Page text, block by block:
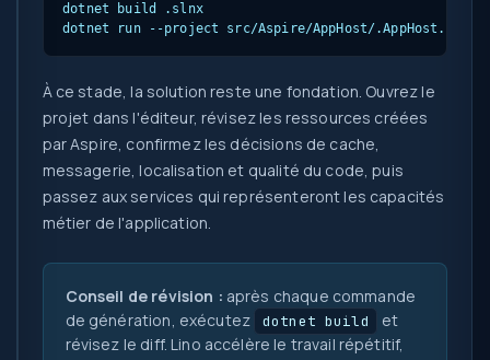
dotnet build
.slnx
dotnet run --project src/Aspire/AppHost/
À ce stade, la solution reste une fondation. Ouvrez le
projet dans l'éditeur, révisez les ressources créées
par Aspire, confirmez les décisions de cache,
messagerie, localisation et qualité du code, puis
passez aux services qui représenteront les capacités
métier de l'application.
Conseil de révision : après chaque commande
de génération, exécutez
dotnet build
et
révisez le diff. Lino accélère le travail répétitif,